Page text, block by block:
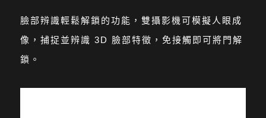
臉部辨識輕鬆解鎖的功能，雙攝影機可模擬人眼成
像，捕捉並辨識 3D 臉部特徵，免接觸即可將門解
鎖。